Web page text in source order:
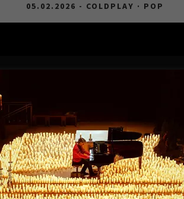
05.02.2026 - COLDPLAY · POP
Paderborn – Schloß Neuhaus
ADELE · POP · 09.10.2026 · 19:00
COLDPLAY & POP · 09.10.2026 · 21:00